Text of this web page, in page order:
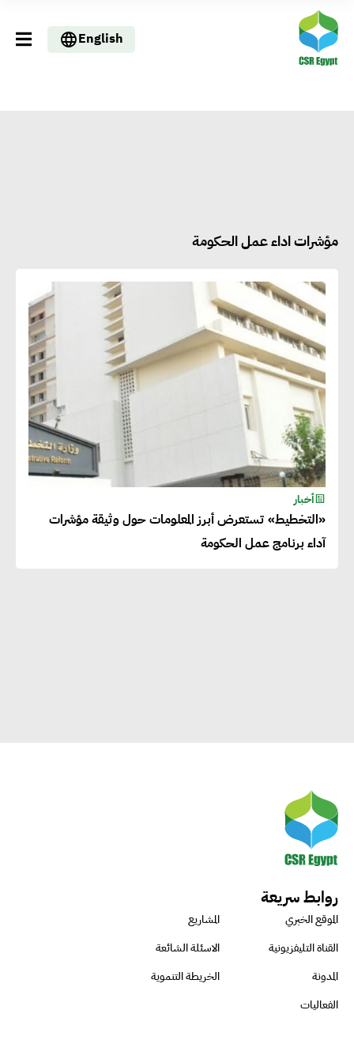
English
مؤشرات اداء عمل الحكومة
أخبار
«التخطيط» تستعرض أبرز المعلومات حول وثيقة مؤشرات
آداء برنامج عمل الحكومة
روابط سريعة
الموقع الخبري
المشاريع
القناة التليفزيونية
الاسئلة الشائعة
المدونة
الخريطة التنموية
الفعاليات